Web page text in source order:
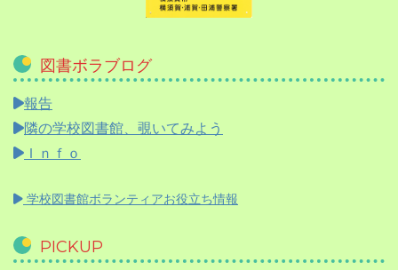
図書ボラブログ
報告
隣の学校図書館、覗いてみよう
Ｉｎｆｏ
学校図書館ボランティアお役立ち情報
PICKUP